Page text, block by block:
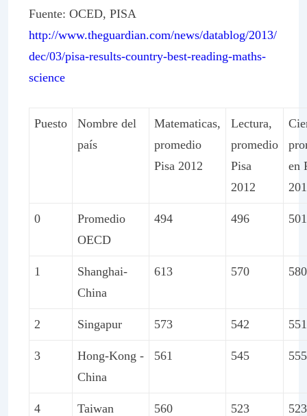
Fuente: OCED, PISA
http://www.theguardian.com/news/datablog/2013/
dec/03/pisa-results-country-best-reading-maths-
science
Puesto
Nombre del
país
Matematicas,
promedio
Pisa 2012
Lectura,
promedio
Pisa
2012
en
0
Promedio
OECD
494 496 501
1
Shanghai-
China
613 570 580
2 Singapur 573 542 551
3
Hong-Kong -
China
561 545 555
4 Taiwan 560 523 523